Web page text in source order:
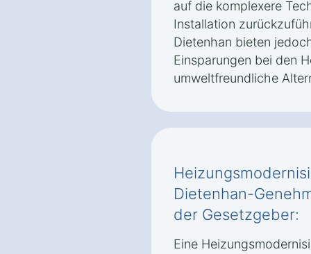
auf die komplexere
Installation
Dietenhan bieten
Einsparungen bei den
umweltfreundliche
Dietenhan-
der Gesetzgeber:
Eine